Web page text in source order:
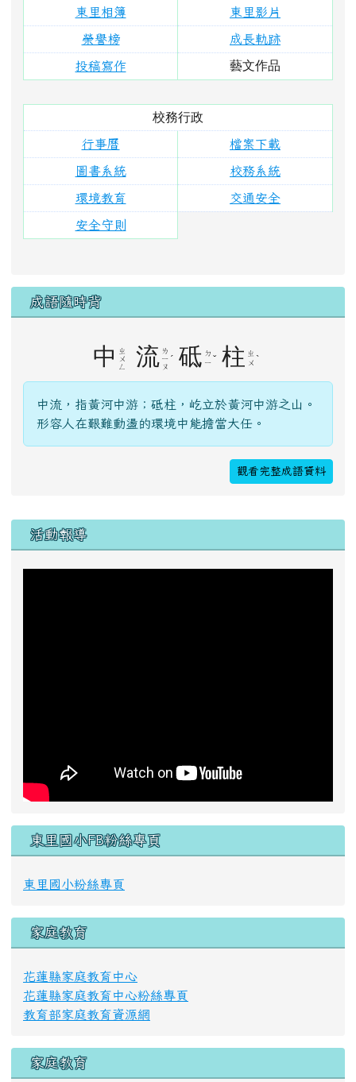
東里相簿 東里影片
榮譽榜 成長軌跡
投稿寫作 藝文作品
校務行政
行事曆 檔案下載
圖書系統 校務系統
環境教育 交通安全
安全守則
成語隨時背
中
ㄓ
ㄨ
ㄥ
流 ㄌ
ㄧ
ㄡ
ˊ 砥 ㄉ
ㄧˇ 柱 ㄓ
ㄨ ˋ
中流，指黃河中游；砥柱，屹立於黃河中游之山。
形容人在艱難動盪的環境中能擔當大任。
觀看完整成語資料
右邊區域內容
活動報導
東里國小FB粉絲專頁
東里國小粉絲專頁
家庭教育
花蓮縣家庭教育中心
花蓮縣家庭教育中心粉絲專頁
教育部家庭教育資源網
家庭教育